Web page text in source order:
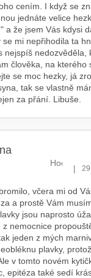
cením. I když se
jednáte velice
a že jsem Vás kdysi
mi nepřihodila ta
nejspíš nedozvěděla,
člověka, na kterého
se moc hezky, já
tak se vlastně
za přání. Libuše.
|
včera mi od
a prostě Vám
jsou naprosto
nemocnice
jeden z mých
plavky,
v tomto novém
epitéza také sedí